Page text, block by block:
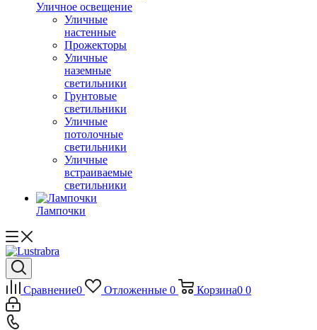
Уличное освещение
Уличные
настенные
Прожекторы
Уличные
наземные
светильники
Грунтовые
светильники
Уличные
потолочные
светильники
Уличные
встраиваемые
светильники
Лампочки
Сравнение0 Отложенные 0 Корзина0 0